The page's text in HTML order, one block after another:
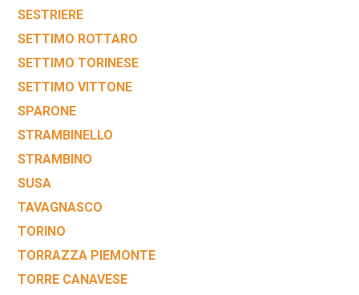
SESTRIERE
SETTIMO ROTTARO
SETTIMO TORINESE
SETTIMO VITTONE
SPARONE
STRAMBINELLO
STRAMBINO
SUSA
TAVAGNASCO
TORINO
TORRAZZA PIEMONTE
TORRE CANAVESE